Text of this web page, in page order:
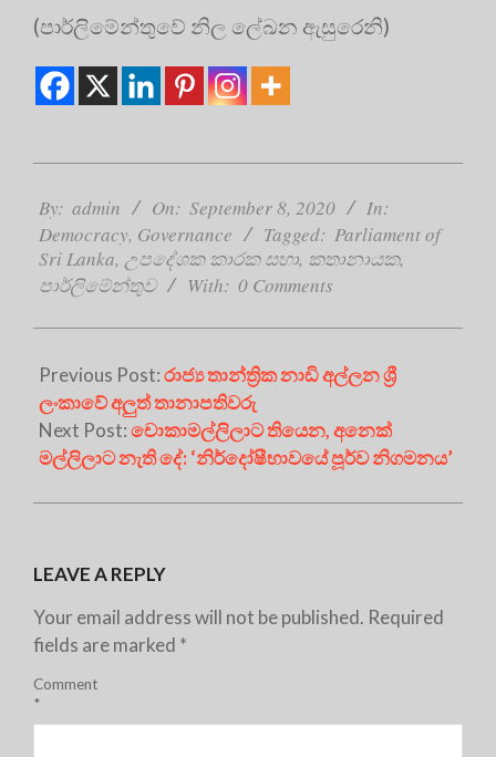
(පාර්ලිමේන්තුවේ නිල ලේඛන ඇසුරෙනි)
09-
08
By: admin On: September 8, 2020
In:
Democracy, Governance Tagged: Parliament of
Sri Lanka, උපදේශක කාරක සභා, කතානායක,
පාර්ලිමේන්තුව
With: 0 Comments
Previous Post:රාජ්‍ය තාන්ත්‍රික නාඩි අල්ලන ශ්‍රී
ලංකාවේ අලුත් තානාපතිවරු
Next Post:චොකාමල්ලිලාට තියෙන, අනෙක්
මල්ලිලාට නැති දේ: ‘නිර්දෝෂීභාවයේ පූර්ව නිගමනය’
LEAVE A REPLY
Your email address will not be published. Required
fields are marked *
Comment
*